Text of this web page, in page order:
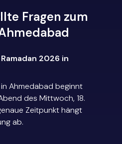
Fragen zum
2026 in
Ahmedabad beginnt
des Mittwoch, 18.
Zeitpunkt hängt
ab.